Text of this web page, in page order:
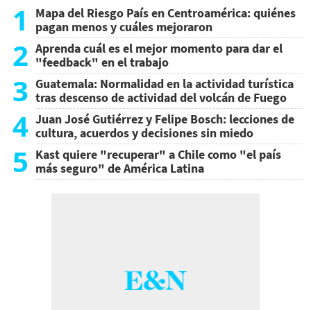
1
Mapa del Riesgo País en Centroamérica: quiénes
pagan menos y cuáles mejoraron
2 Aprenda cuál es el mejor momento para dar el
"feedback" en el trabajo
3 Guatemala: Normalidad en la actividad turística
tras descenso de actividad del volcán de Fuego
4 Juan José Gutiérrez y Felipe Bosch: lecciones de
cultura, acuerdos y decisiones sin miedo
5 Kast quiere "recuperar" a Chile como "el país
más seguro" de América Latina